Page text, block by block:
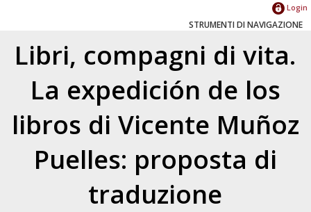
Login
STRUMENTI DI NAVIGAZIONE
Libri, compagni di vita.
La expedición de los
libros di Vicente Muñoz
Puelles: proposta di
traduzione